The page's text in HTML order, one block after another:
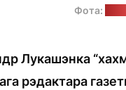
Фота:
Лукашэнка
рэдактара